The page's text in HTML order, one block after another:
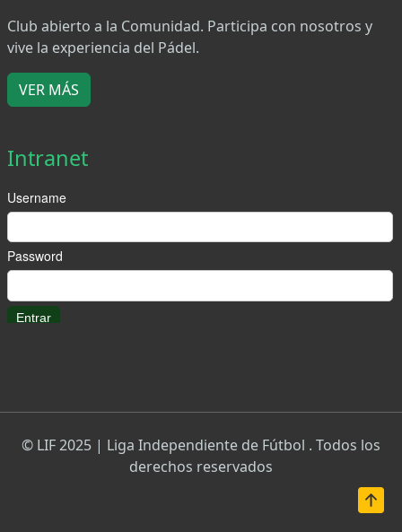
Club abierto a la Comunidad. Participa con nosotros y
vive la experiencia del Pádel.
VER MÁS
Intranet
© LIF 2025 | Liga Independiente de Fútbol . Todos los
derechos reservados